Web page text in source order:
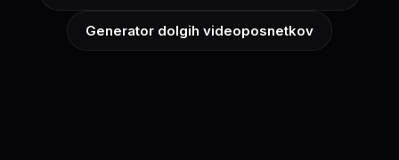
Generator dolgih videoposnetkov